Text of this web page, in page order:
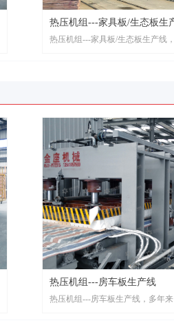
自动上板---集装箱地板生产线，
直致力于自动化生产设备和异型定
发制造超长尺寸、超高层数、超大
热压机组---家具板/生态板生
热压机组---家具板/生态板生产线
热压机组---家具板/生态板生
热压机组---家具板/生态板生产线
械一直致力于自动化生产设备和异
产，研发制造超长尺寸、超高层数
热压机组---房车板生产线
热压机组---房车板生产线，多年